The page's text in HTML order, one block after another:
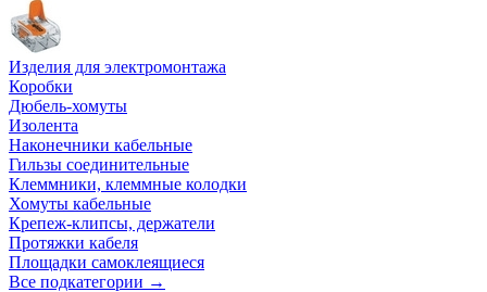
Изделия для электромонтажа
Коробки
Дюбель-хомуты
Изолента
Наконечники кабельные
Гильзы соединительные
Клеммники, клеммные колодки
Хомуты кабельные
Крепеж-клипсы, держатели
Протяжки кабеля
Площадки самоклеящиеся
Все подкатегории →